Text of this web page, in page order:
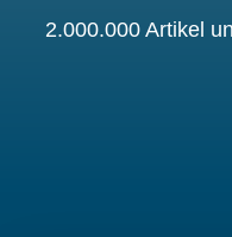
2.000.000 Artikel